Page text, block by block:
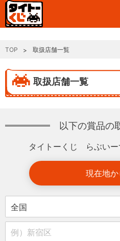
TOP 取扱店舗一覧
取扱店舗一覧
以下の賞品の
タイトーくじ らぶい
現在地